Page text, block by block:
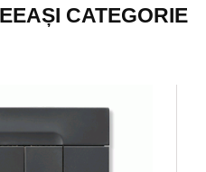
CATEGORIE